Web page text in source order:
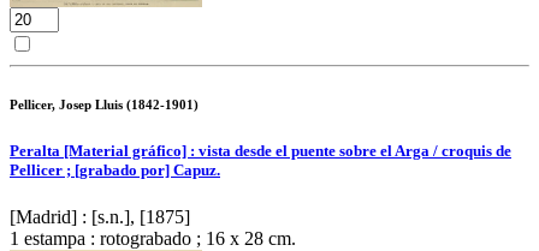
Pellicer, Josep Lluis (1842-1901)
Peralta [Material gráfico] : vista desde el puente sobre el Arga / croquis de
Pellicer ; [grabado por] Capuz.
[Madrid] : [s.n.], [1875]
1 estampa : rotograbado ; 16 x 28 cm.